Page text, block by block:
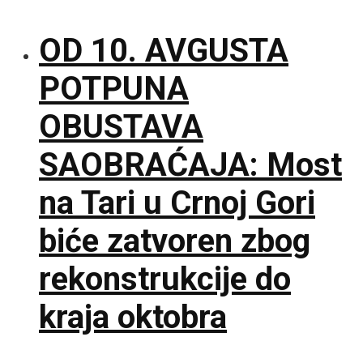
OD 10. AVGUSTA
POTPUNA
OBUSTAVA
SAOBRAĆAJA: Most
na Tari u Crnoj Gori
biće zatvoren zbog
rekonstrukcije do
kraja oktobra